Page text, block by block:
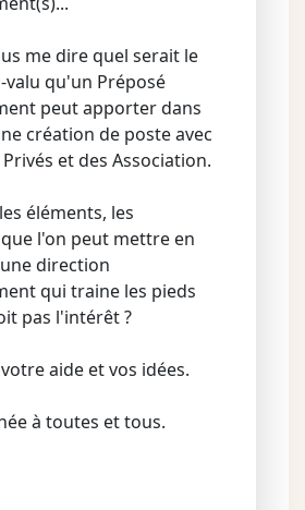
me dire quel serait le
valu qu'un Préposé
peut apporter dans
création de poste avec
et des Association.
éléments, les
l'on peut mettre en
direction
qui traine les pieds
pas l'intérêt ?
aide et vos idées.
à toutes et tous.